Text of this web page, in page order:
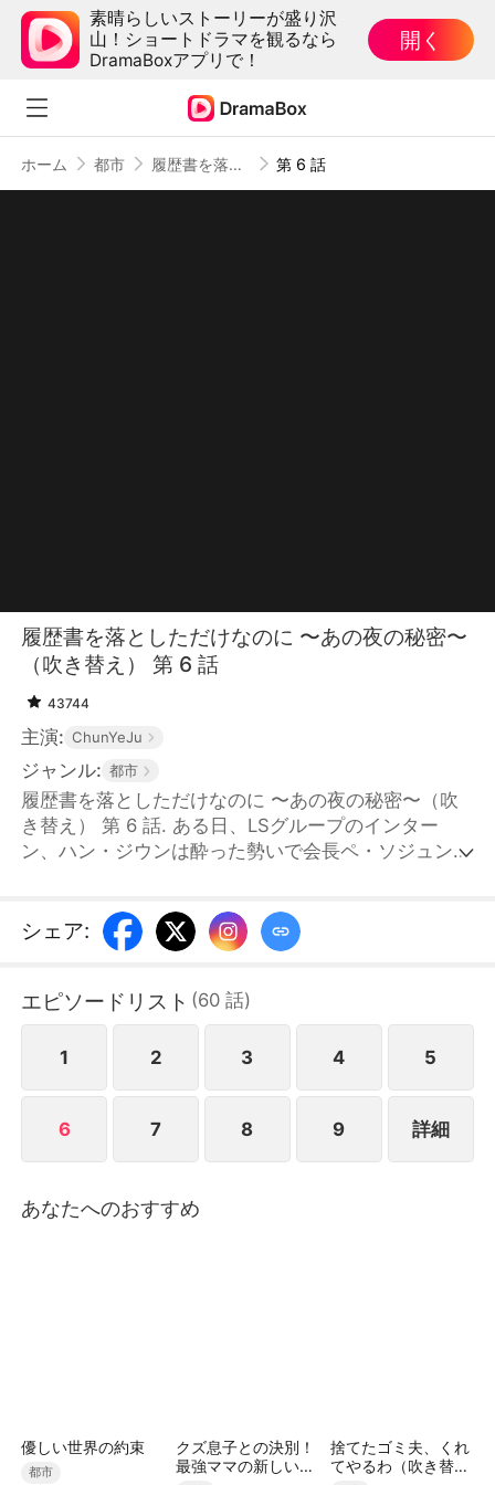
素晴らしいストーリーが盛り沢
山！ショートドラマを観るなら
DramaBoxアプリで！
開く
ホーム 都市 履歴書を落としただけなのに 〜あの夜の秘密〜（吹き替え） 第 6 話
履歴書を落としただけなのに 〜あの夜の秘密〜
（吹き替え） 第 6 話
43744
主演: ChunYeJu
ジャンル: 都市
履歴書を落としただけなのに 〜あの夜の秘密〜（吹
き替え） 第 6 話. ある日、LSグループのインター
ン、ハン・ジウンは酔った勢いで会長ペ・ソジュンと
れをきっかけに、ユンジュはジウンになりすまし、ソ
ジュンの女になることを決意する。一方、洗練された
書に昇進し、あの夜の秘密を隠したままソジュンのそ
ばで働くことになる。ソジュンはジウンを見るたびに
あの夜の記憶が蘇り、彼女の正体を疑い始める。ユン
ジウンを陥れる陰謀を企てる。ジウンは危機を冷静に
切り抜け、すべての不運がユンジュの仕業だと気づ
く。ついにユンジュの嘘が暴かれ、ジウンとソジュン
シェア:
エピソードリスト (60 話)
1 2 3 4 5
6 7 8 9 詳細
あなたへのおすすめ
優しい世界の約束
都市
クズ息子との決別！
最強ママの新しい人
捨てたゴミ夫、くれ
てやるわ（吹き替